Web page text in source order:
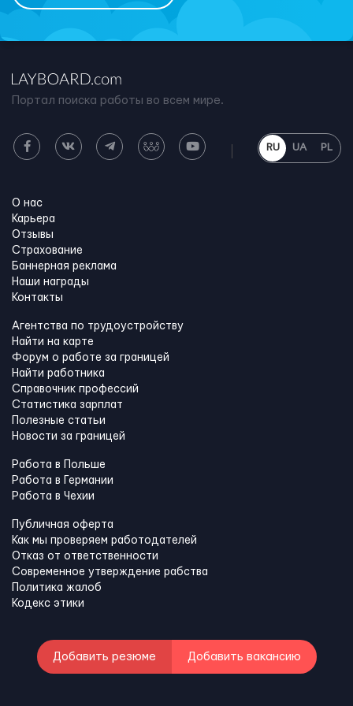
Портал поиска работы во всем мире.
RU UA PL
О нас
Карьера
Отзывы
Страхование
Баннерная реклама
Наши награды
Контакты
Агентства по трудоустройству
Найти на карте
Форум о работе за границей
Найти работника
Справочник профессий
Статистика зарплат
Полезные статьи
Новости за границей
Работа в Польше
Работа в Германии
Работа в Чехии
Публичная оферта
Как мы проверяем работодателей
Отказ от ответственности
Современное утверждение рабства
Политика жалоб
Кодекс этики
Добавить резюме Добавить вакансию